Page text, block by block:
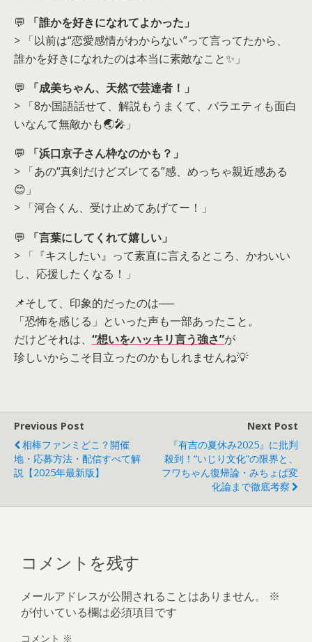
💬
「誰かを好きになれてよかった」
> 「以前は“恋愛感情がわからない”って言ってたから、
誰かを好きになれたのは本当に素敵なこと✨」
💬
「成美ちゃん、天然で芸達者！」
> 「8か国語話せて、解説もうまくて、バラエティも面白
いなんて無敵かも🌏🎤」
💬
「浜口京子さん枠なのかも？」
> 「あの“真剣だけどズレてる”感、めっちゃ親近感ある
😊」
> 「河合くん、受け止めてあげてー！」
💬
「言葉にしてくれて嬉しい」
> 「『キスしたい』って素直に言えるところ、かわいい
し、応援したくなる！」
📌そして、印象的だったのは──
「恐怖を感じる」といった声も一部あったこと。
だけどそれは、 “想いをハッキリ言う強さ”が
珍しいからこそ目立ったのかもしれませんね💡
Previous Post
相棒ファンミどこ？開催
地・応募方法・配信すべて解
説【2025年最新版】
Next Post
『有吉の夏休み2025』に批判
殺到！“いじり文化”の限界と、
フワちゃん復帰論・みちょぱ変
化論まで徹底考察
コメントを残す
メールアドレスが公開されることはありません。
※
が付いている欄は必須項目です
コメント ※